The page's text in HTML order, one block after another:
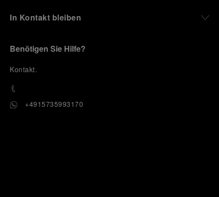
In Kontakt bleiben
Benötigen Sie Hilfe?
Kontakt.
+4915735993170